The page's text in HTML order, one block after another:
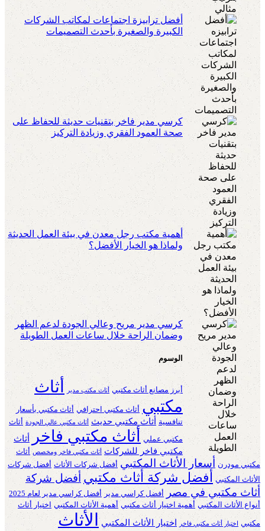
أفضل ترابيزة اجتماعات لمكاتب الشركات
الكبيرة والصغيرة بأحدث التصميمات
كرسي مدير فاخر بتقنيات حديثة للحفاظ على
صحة العمود الفقري وزيادة التركيز
أهمية مكتب رجل معدن في بيئة العمل الحديثة
ولماذا هو الخيار الأفضل؟
كرسي مدير مريح وعالي الجودة لدعم الظهر
وضمان الراحة خلال ساعات العمل الطويلة
الوسوم
أبرز مصانع أثاث مكتبي أثاث مكتب مدير
أثاث
مكتبي أثاث مكتبي احترافي أثاث مكتبي بأسعار
تنافسية أثاث مكتبي حديث أثاث مكتبي عالي الجودة أثاث
مكتبي عملي أثاث مكتبي فاخر أثاث
مكتبي فاخر للشركات
أثاث مكتبي فاخر ومخصص أثاث
مكتبي مودرن أسعار الأثاث المكتبي أفضل شركات الأثاث أفضل شركات
الأثاث المكتبي أفضل شركة أثاث مكتبي أفضل شركة
أثاث مكتبي في مصر
أفضل كراسي مدير أفضل كراسي مدير لعام 2025
أنواع الأثاث المكتبي أهمية اختيار أثاث مكتبي أهمية الأثاث المكتبي اختيار أثاث
مكتبي اختيار أثاث مكتبي فاخر اختيار الأثاث المكتبي الأثاث